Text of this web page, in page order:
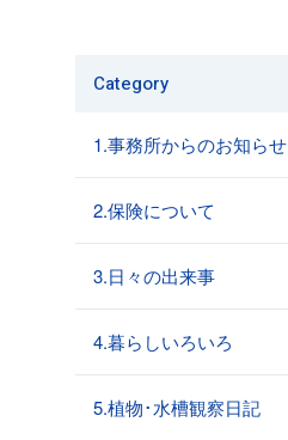
Category
1.事務所からのお知らせ
2.保険について
3.日々の出来事
4.暮らしいろいろ
5.植物･水槽観察日記